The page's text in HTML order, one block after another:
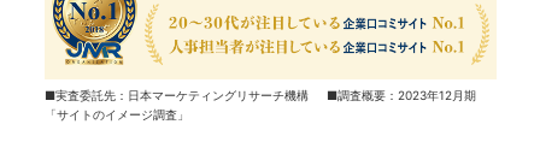
■実査委託先：日本マーケティングリサーチ機構 ■調査概要：2023年12月期
「サイトのイメージ調査」